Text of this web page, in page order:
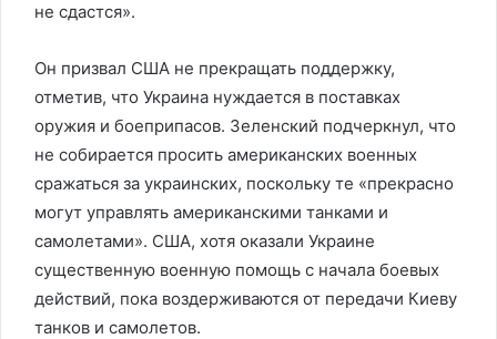
не сдастся».
Он призвал США не прекращать поддержку,
отметив, что Украина нуждается в поставках
оружия и боеприпасов. Зеленский подчеркнул, что
не собирается просить американских военных
сражаться за украинских, поскольку те «прекрасно
могут управлять американскими танками и
самолетами». США, хотя оказали Украине
существенную военную помощь с начала боевых
действий, пока воздерживаются от передачи Киеву
танков и самолетов.